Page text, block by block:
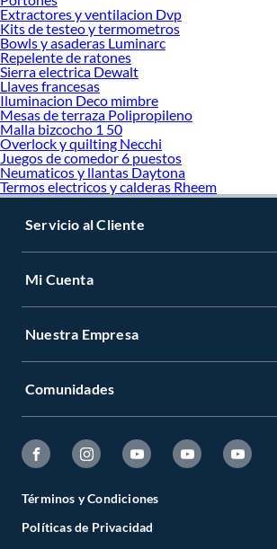
Extractores y ventilacion Dvp
Kits de testeo y termometros
Bowls y asaderas Luminarc
Repelente de ratones
Sierra electrica Dewalt
Llaves francesas
Iluminacion Deco mimbre
Mesas de terraza Polipropileno
Malla bizcocho 1 50
Overlock y quilting Necchi
Juegos de comedor 6 puestos
Neumaticos y llantas Daytona
Termos electricos y calderas Rheem
Servicio al Cliente
Mi Cuenta
Nuestra Empresa
Comunidades
Términos y Condiciones
Políticas de Privacidad